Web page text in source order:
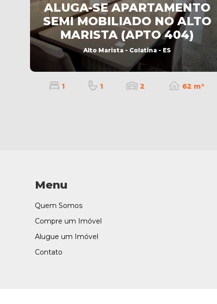
ALUGA-SE APARTAMENTO
SEMI MOBILIADO NO ALTO
MARISTA (APTO 404)
Alto Marista - Colatina - ES
1 1 2 62 m²
Menu
Quem Somos
Compre um Imóvel
Alugue um Imóvel
Contato